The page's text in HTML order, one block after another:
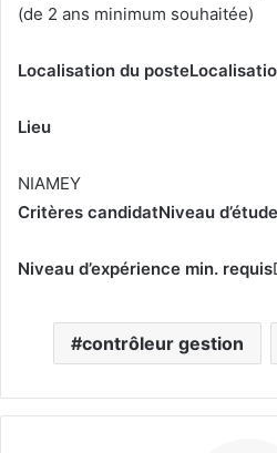
(de 2 ans minimum souhaitée)
Localisation du poste
Lieu
NIAMEY
Critères candidatNiveau
Niveau d’expérience min. requis
contrôleur gestion